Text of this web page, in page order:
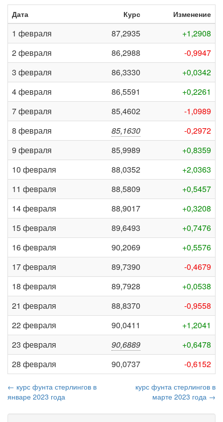
Дата
Курс Изменение
1 февраля 87,2935
+1,2908
2 февраля
86,2988
-0,9947
3 февраля
86,3330
+0,0342
4 февраля
86,5591
+0,2261
7 февраля
85,4602
-1,0989
8 февраля
85,1630
-0,2972
9 февраля
85,9989
+0,8359
10 февраля
88,0352
+2,0363
11 февраля
88,5809
+0,5457
14 февраля
88,9017
+0,3208
15 февраля
89,6493
+0,7476
16 февраля
90,2069
+0,5576
17 февраля
89,7390
-0,4679
18 февраля
89,7928
+0,0538
21 февраля
88,8370
-0,9558
22 февраля
90,0411
+1,2041
23 февраля
90,6889
+0,6478
28 февраля
90,0737 -0,6152
← курс фунта стерлингов в
январе 2023 года
курс фунта стерлингов в
марте 2023 года →